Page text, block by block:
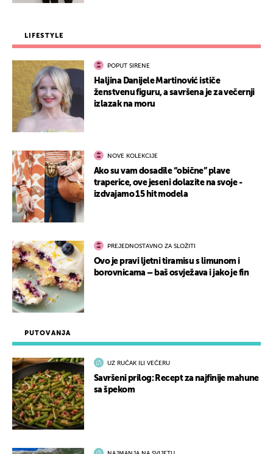
PUTOVANJA
UZ RUČAK ILI VEČERU
Savršeni prilog: Recept za najfinije mahune
sa špekom
LIFESTYLE
POPUT SIRENE
Haljina Danijele Martinović ističe
ženstvenu figuru, a savršena je za večernji
izlazak na moru
NOVE KOLEKCIJE
Ako su vam dosadile “obične” plave
traperice, ove jeseni dolazite na svoje -
izdvajamo 15 hit modela
PREJEDNOSTAVNO ZA SLOŽITI
Ovo je pravi ljetni tiramisu s limunom i
borovnicama – baš osvježava i jako je fin